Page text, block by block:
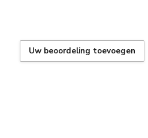
Uw beoordeling toevoegen